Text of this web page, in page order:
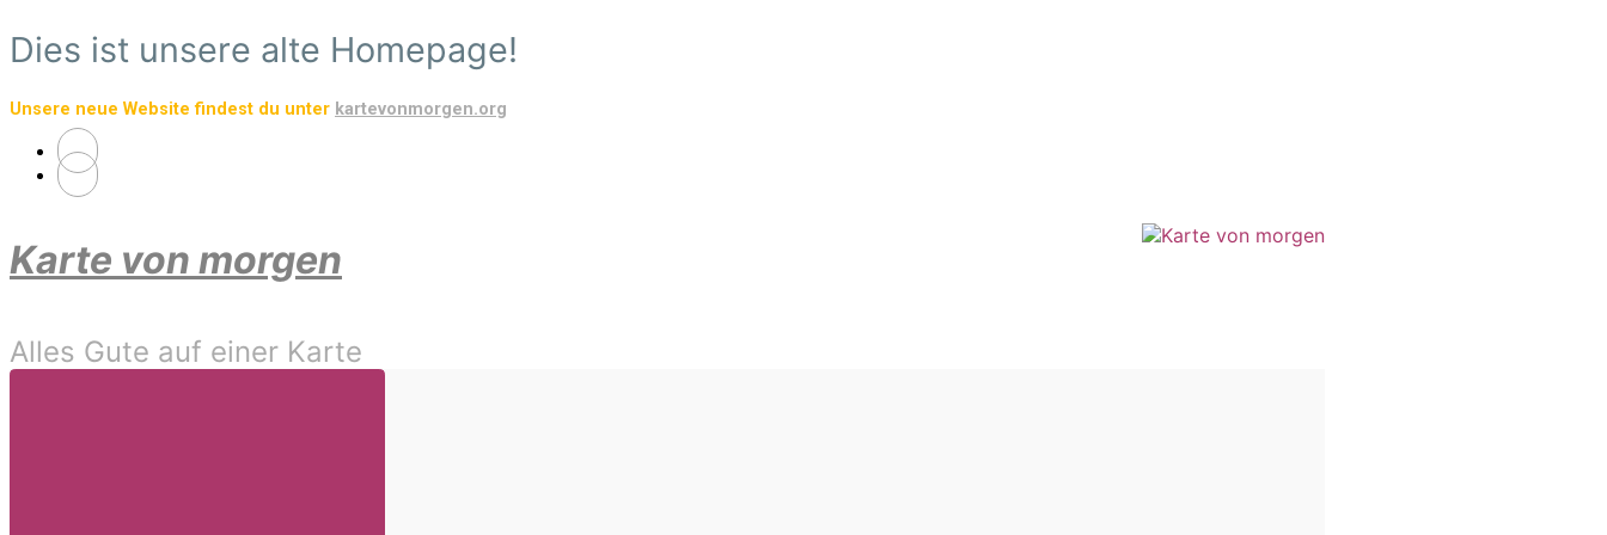
Zum
Hauptinhalt
Dies ist unsere alte Homepage!
Unsere neue Website findest du unter kartevonmorgen.org
Karte von morgen
Alles Gute auf einer Karte